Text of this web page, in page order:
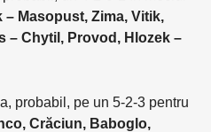
– Masopust, Zima, Vitik,
– Chytil, Provod, Hlozek –
probabil, pe un 5-2-3 pentru
Crăciun, Baboglo,